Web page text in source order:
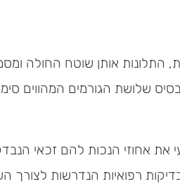
התלונות אותן שוטח החולה
שלושת הגורמים המהווים
את אחוזי הנכות להם זכאי
רפואיות הנדרשות לצורך